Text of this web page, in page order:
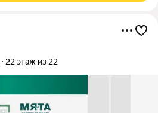
22 этаж из 22